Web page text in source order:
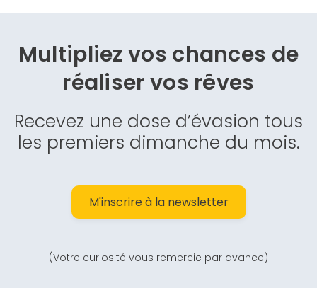
Multipliez vos chances de
réaliser vos rêves
Recevez une dose d’évasion tous
les premiers dimanche du mois.
M'inscrire à la newsletter
(Votre curiosité vous remercie par avance)